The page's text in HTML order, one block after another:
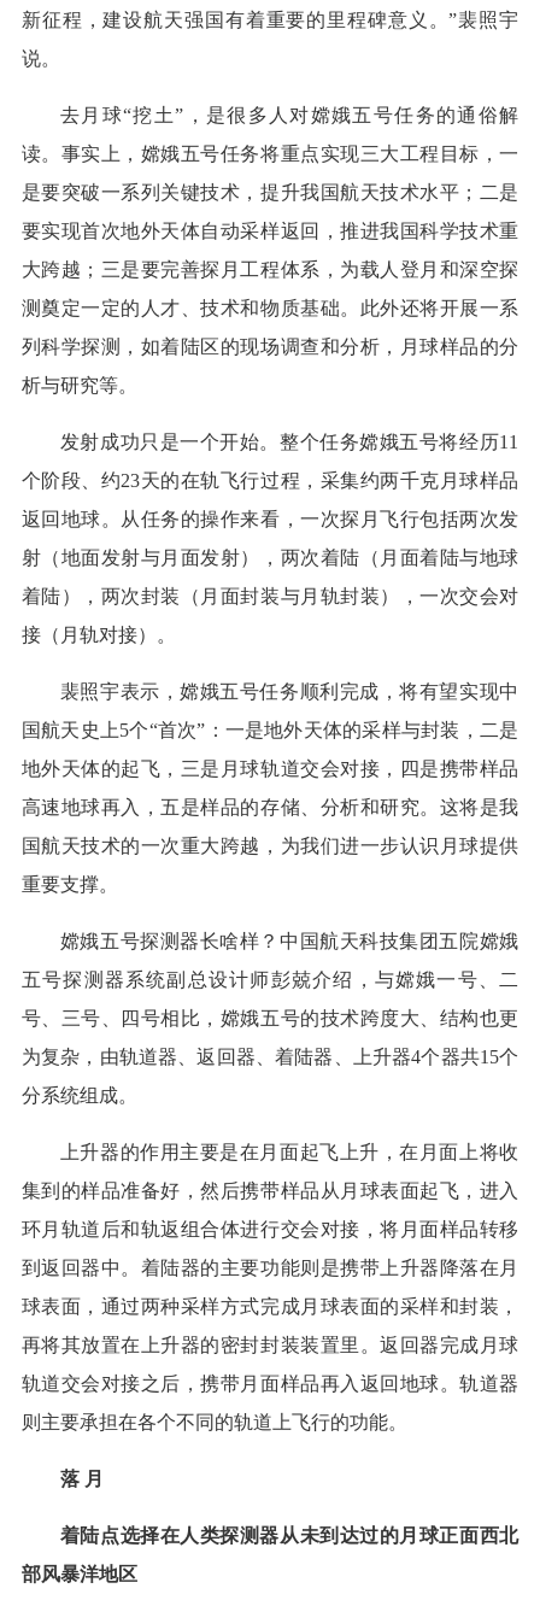
新征程，建设航天强国有着重要的里程碑意义。”裴照宇
说。
去月球“挖土”，是很多人对嫦娥五号任务的通俗解
读。事实上，嫦娥五号任务将重点实现三大工程目标，一
是要突破一系列关键技术，提升我国航天技术水平；二是
要实现首次地外天体自动采样返回，推进我国科学技术重
大跨越；三是要完善探月工程体系，为载人登月和深空探
测奠定一定的人才、技术和物质基础。此外还将开展一系
列科学探测，如着陆区的现场调查和分析，月球样品的分
析与研究等。
发射成功只是一个开始。整个任务嫦娥五号将经历11
个阶段、约23天的在轨飞行过程，采集约两千克月球样品
返回地球。从任务的操作来看，一次探月飞行包括两次发
射（地面发射与月面发射），两次着陆（月面着陆与地球
着陆），两次封装（月面封装与月轨封装），一次交会对
接（月轨对接）。
裴照宇表示，嫦娥五号任务顺利完成，将有望实现中
国航天史上5个“首次”：一是地外天体的采样与封装，二是
地外天体的起飞，三是月球轨道交会对接，四是携带样品
高速地球再入，五是样品的存储、分析和研究。这将是我
国航天技术的一次重大跨越，为我们进一步认识月球提供
重要支撑。
嫦娥五号探测器长啥样？中国航天科技集团五院嫦娥
五号探测器系统副总设计师彭兢介绍，与嫦娥一号、二
号、三号、四号相比，嫦娥五号的技术跨度大、结构也更
为复杂，由轨道器、返回器、着陆器、上升器4个器共15个
分系统组成。
上升器的作用主要是在月面起飞上升，在月面上将收
集到的样品准备好，然后携带样品从月球表面起飞，进入
环月轨道后和轨返组合体进行交会对接，将月面样品转移
到返回器中。着陆器的主要功能则是携带上升器降落在月
球表面，通过两种采样方式完成月球表面的采样和封装，
再将其放置在上升器的密封封装装置里。返回器完成月球
轨道交会对接之后，携带月面样品再入返回地球。轨道器
则主要承担在各个不同的轨道上飞行的功能。
落 月
着陆点选择在人类探测器从未到达过的月球正面西北
部风暴洋地区